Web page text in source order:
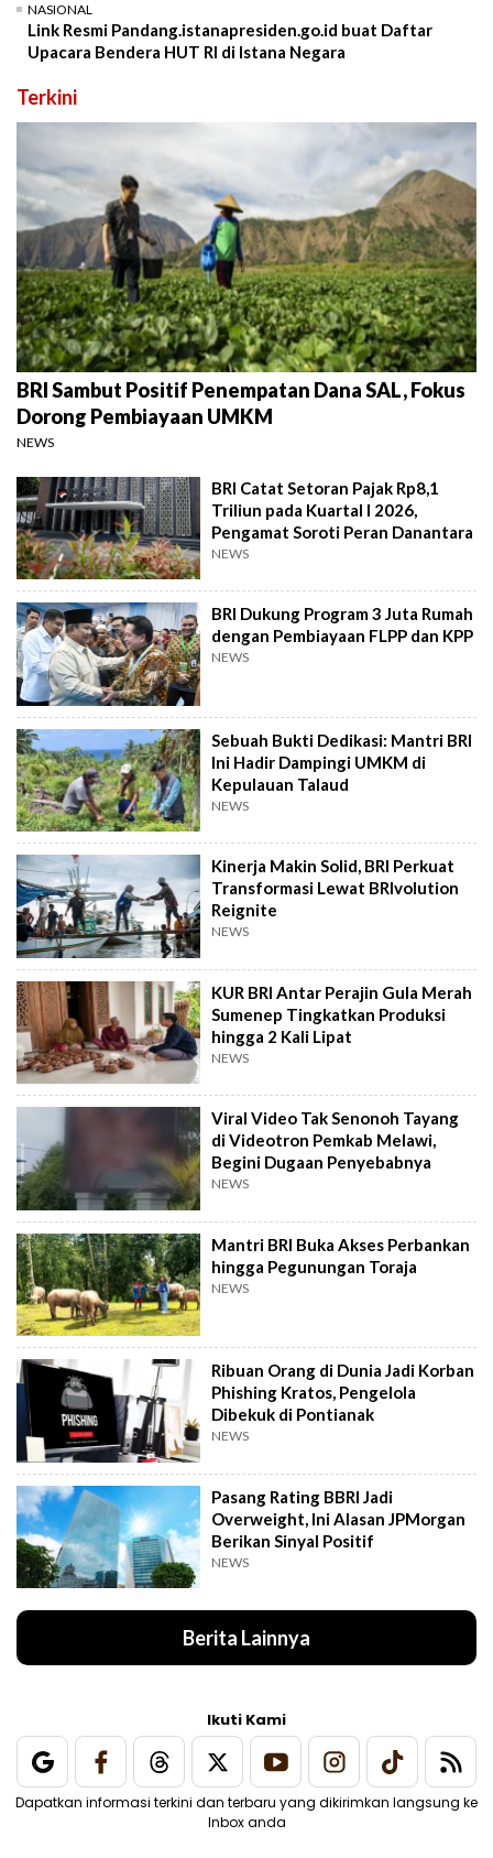
NASIONAL
Link Resmi Pandang.istanapresiden.go.id buat Daftar
Upacara Bendera HUT RI di Istana Negara
Terkini
BRI Sambut Positif Penempatan Dana SAL, Fokus
Dorong Pembiayaan UMKM
NEWS
BRI Catat Setoran Pajak Rp8,1
Triliun pada Kuartal I 2026,
Pengamat Soroti Peran Danantara
NEWS
BRI Dukung Program 3 Juta Rumah
dengan Pembiayaan FLPP dan KPP
NEWS
Sebuah Bukti Dedikasi: Mantri BRI
Ini Hadir Dampingi UMKM di
Kepulauan Talaud
NEWS
Kinerja Makin Solid, BRI Perkuat
Transformasi Lewat BRIvolution
Reignite
NEWS
KUR BRI Antar Perajin Gula Merah
Sumenep Tingkatkan Produksi
hingga 2 Kali Lipat
NEWS
Viral Video Tak Senonoh Tayang
di Videotron Pemkab Melawi,
Begini Dugaan Penyebabnya
NEWS
Mantri BRI Buka Akses Perbankan
hingga Pegunungan Toraja
NEWS
Ribuan Orang di Dunia Jadi Korban
Phishing Kratos, Pengelola
Dibekuk di Pontianak
NEWS
Pasang Rating BBRI Jadi
Overweight, Ini Alasan JPMorgan
Berikan Sinyal Positif
NEWS
Berita Lainnya
Ikuti Kami
Dapatkan informasi terkini dan terbaru yang dikirimkan langsung ke
Inbox anda